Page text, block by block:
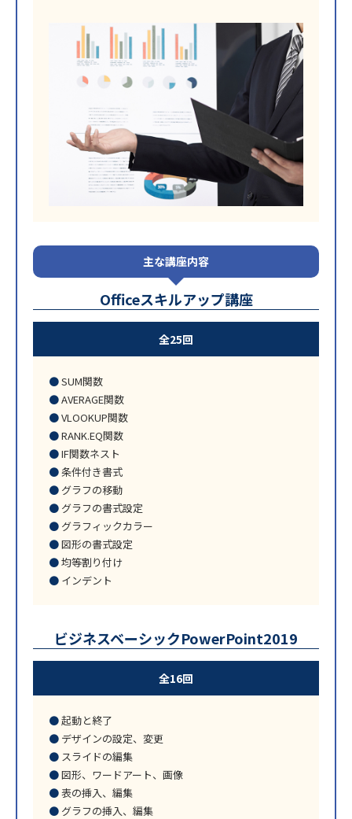
主な講座内容
Officeスキルアップ講座
全25回
SUM関数
AVERAGE関数
VLOOKUP関数
RANK.EQ関数
IF関数ネスト
条件付き書式
グラフの移動
グラフの書式設定
グラフィックカラー
図形の書式設定
均等割り付け
インデント
ビジネスベーシックPowerPoint2019
全16回
起動と終了
デザインの設定、変更
スライドの編集
図形、ワードアート、画像
表の挿入、編集
グラフの挿入、編集